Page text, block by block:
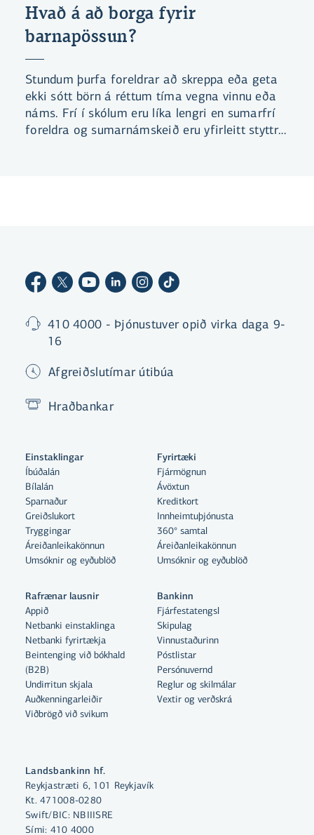
Með því að smella á „Leyfa allar“
samþykkir þú notkun á vefkökum
til þess að auka virkni vefsins,
greina vefnotkun og aðstoða við
Velja vefkökur
Hvað á að borga fyrir
barnapössun?
Stundum þurfa foreldrar að skreppa eða geta
ekki sótt börn á réttum tíma vegna vinnu eða
náms. Frí í skólum eru líka lengri en sumarfrí
foreldra og sumarnámskeið eru yfirleitt styttri
410 4000 - Þjónustuver opið virka daga 9-
16
Afgreiðslutímar útibúa
Hraðbankar
Landsbankinn hf.
Reykjastræti 6, 101 Reykjavík
Kt. 471008-0280
Swift/BIC: NBIIISRE
Sími: 410 4000
Einstaklingar
Íbúðalán
Bílalán
Sparnaður
Greiðslukort
Tryggingar
Áreiðanleikakönnun
Umsóknir og eyðublöð
Fyrirtæki
Fjármögnun
Ávöxtun
Kreditkort
Innheimtuþjónusta
360° samtal
Áreiðanleikakönnun
Umsóknir og eyðublöð
Rafrænar lausnir
Appið
Netbanki einstaklinga
Netbanki fyrirtækja
Beintenging við bókhald
(B2B)
Undirritun skjala
Auðkenningarleiðir
Viðbrögð við svikum
Bankinn
Fjárfestatengsl
Skipulag
Vinnustaðurinn
Póstlistar
Persónuvernd
Reglur og skilmálar
Vextir og verðskrá